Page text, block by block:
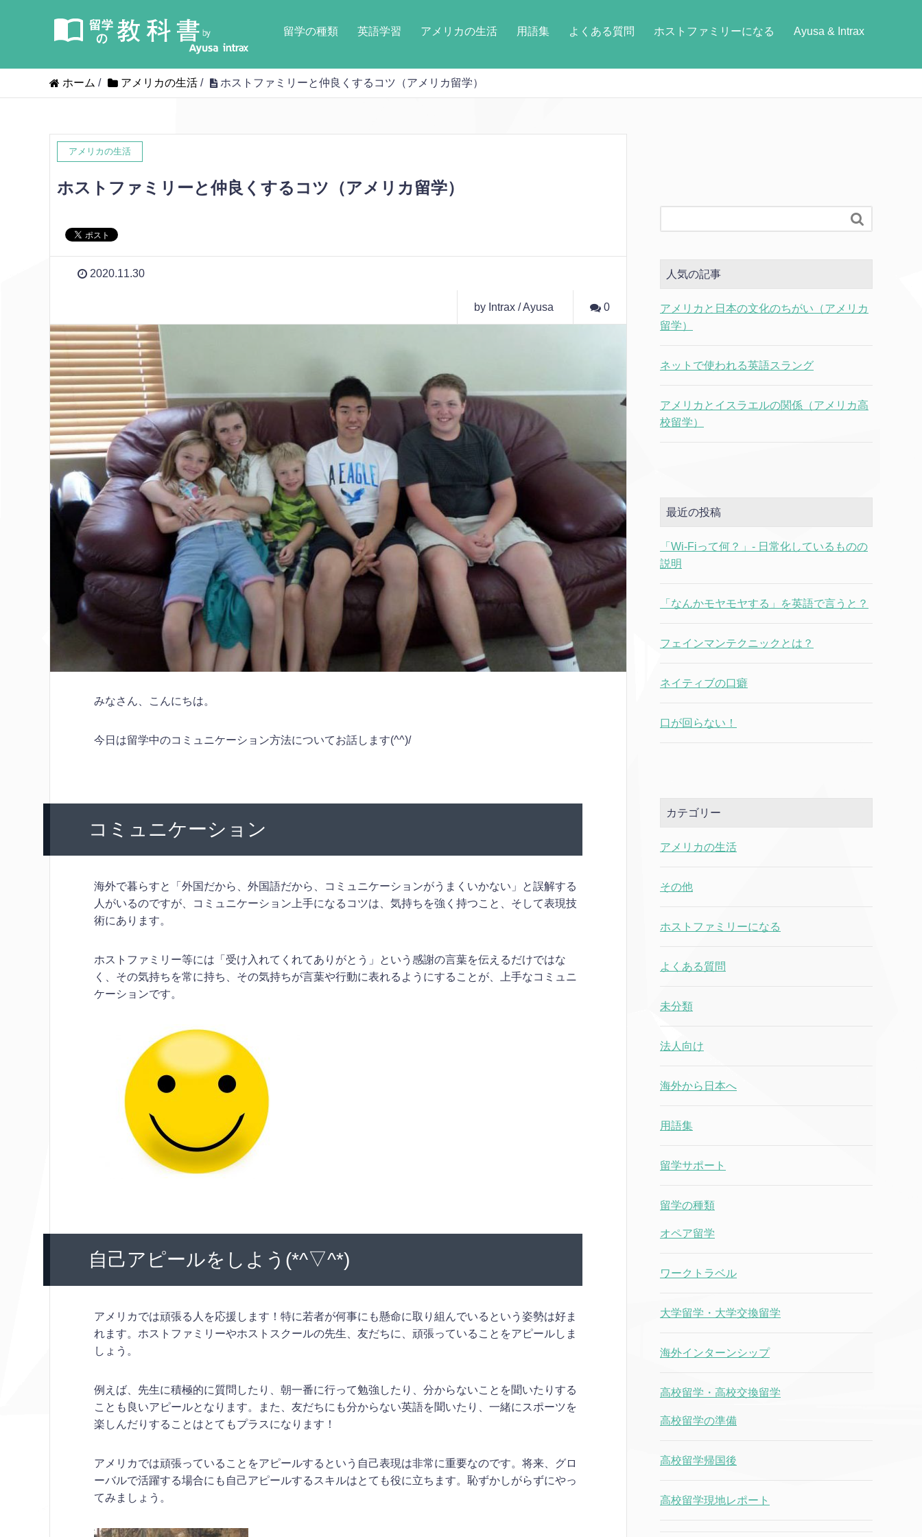
留学の種類 英語学習 アメリカの生活 用語集 よくある質問 ホストファミリーになる Ayusa & Intrax
ホーム / アメリカの生活 / ホストファミリーと仲良くするコツ（アメリカ留学）
アメリカの生活
ホストファミリーと仲良くするコツ（アメリカ留学）
2020.11.30
by Intrax / Ayusa 0
みなさん、こんにちは。
今日は留学中のコミュニケーション方法についてお話します(^^)/
コミュニケーション
海外で暮らすと「外国だから、外国語だから、コミュニケーションがうまくいかない」と誤解する
人がいるのですが、コミュニケーション上手になるコツは、気持ちを強く持つこと、そして表現技
術にあります。
ホストファミリー等には「受け入れてくれてありがとう」という感謝の言葉を伝えるだけではな
く、その気持ちを常に持ち、その気持ちが言葉や行動に表れるようにすることが、上手なコミュニ
ケーションです。
自己アピールをしよう(*^▽^*)
アメリカでは頑張る人を応援します！特に若者が何事にも懸命に取り組んでいるという姿勢は好ま
れます。ホストファミリーやホストスクールの先生、友だちに、頑張っていることをアピールしま
しょう。
例えば、先生に積極的に質問したり、朝一番に行って勉強したり、分からないことを聞いたりする
ことも良いアピールとなります。また、友だちにも分からない英語を聞いたり、一緒にスポーツを
楽しんだりすることはとてもプラスになります！
アメリカでは頑張っていることをアピールするという自己表現は非常に重要なのです。将来、グロ
ーバルで活躍する場合にも自己アピールするスキルはとても役に立ちます。恥ずかしがらずにやっ
てみましょう。

人気の記事
アメリカと日本の文化のちがい（アメリカ
留学）
ネットで使われる英語スラング
アメリカとイスラエルの関係（アメリカ高
校留学）
最近の投稿
「Wi-Fiって何？」- 日常化しているものの
説明
「なんかモヤモヤする」を英語で言うと？
フェインマンテクニックとは？
ネイティブの口癖
口が回らない！
カテゴリー
アメリカの生活
その他
ホストファミリーになる
よくある質問
未分類
法人向け
海外から日本へ
用語集
留学サポート
留学の種類
オペア留学
ワークトラベル
大学留学・大学交換留学
海外インターンシップ
高校留学・高校交換留学
高校留学の準備
高校留学帰国後
高校留学現地レポート